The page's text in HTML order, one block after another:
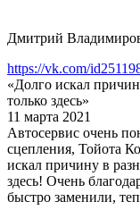
Дмитрий
https://vk.com/
«Долго искал
только здесь»
11 марта 2021
Автосервис очень
сцепления, Тойота
искал причину в
здесь! Очень
быстро заменили,